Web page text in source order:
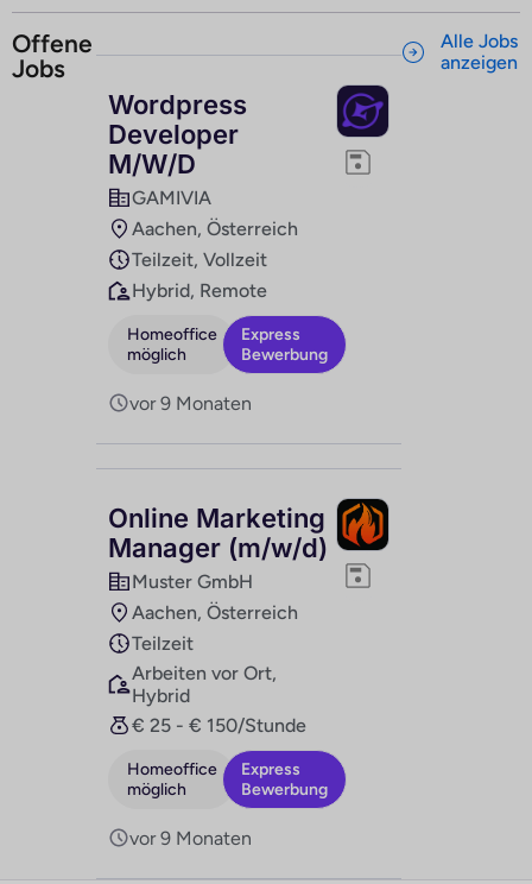
Offene
Jobs
Wordpress
Developer
M/W/D
GAMIVIA
Aachen, Österreich
Teilzeit, Vollzeit
Hybrid, Remote
Homeoffice
möglich
Express
Bewerbung
vor 9 Monaten
Online Marketing
Manager (m/w/d)
Muster GmbH
Aachen, Österreich
Teilzeit
Arbeiten vor Ort,
Hybrid
€ 25 - € 150/Stunde
Homeoffice
möglich
Express
Bewerbung
vor 9 Monaten
Alle Jobs
anzeigen